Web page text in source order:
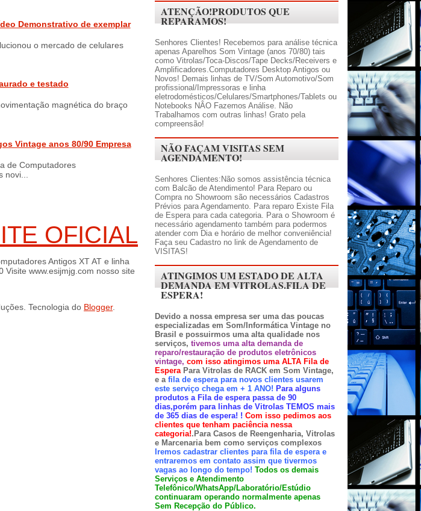
Demonstrativo de exemplar
o mercado de celulares
e testado
magnética do braço
Vintage anos 80/90 Empresa
de Computadores
OFICIAL
Antigos XT AT e linha
www.esijmjg.com nosso site
Tecnologia do Blogger.
ATENÇÃO!PRODUTOS QUE
REPARAMOS!
Senhores Clientes! Recebemos para análise técnica
apenas Aparelhos Som Vintage (anos 70/80) tais
como Vitrolas/Toca-Discos/Tape Decks/Receivers e
Amplificadores.Computadores Desktop Antigos ou
Novos! Demais linhas de TV/Som Automotivo/Som
profissional/Impressoras e linha
eletrodomésticos/Celulares/Smartphones/Tablets ou
Notebooks NÂO Fazemos Análise. Não
Trabalhamos com outras linhas! Grato pela
compreensão!
NÃO FAÇAM VISITAS SEM
AGENDAMENTO!
Senhores Clientes:Não somos assistência técnica
com Balcão de Atendimento! Para Reparo ou
Compra no Showroom são necessários Cadastros
Prévios para Agendamento. Para reparo Existe Fila
de Espera para cada categoria. Para o Showroom é
necessário agendamento também para podermos
atender com Dia e horário de melhor conveniência!
Faça seu Cadastro no link de Agendamento de
VISITAS!
ATINGIMOS UM ESTADO DE ALTA
DEMANDA EM VITROLAS.FILA DE
ESPERA!
Devido a nossa empresa ser uma das poucas
especializadas em Som/Informática Vintage no
Brasil e possuirmos uma alta qualidade nos
serviços, tivemos uma alta demanda de
reparo/restauração de produtos eletrônicos
vintage, com isso atingimos uma ALTA Fila de
Espera Para Vitrolas de RACK em Som Vintage,
e afila de espera para novos clientes usarem
este serviço chega em + 1 ANO! Para alguns
produtos a Fila de espera passa de 90
dias,porém para linhas de Vitrolas TEMOS mais
de 365 dias de espera! ! Com isso pedimos aos
clientes que tenham paciência nessa
categoria!.Para Casos de Reengenharia, Vitrolas
e Marcenaria bem como serviços complexos
Iremos cadastrar clientes para fila de espera e
entraremos em contato assim que tivermos
vagas ao longo do tempo! Todos os demais
Serviços e Atendimento
Telefônico/WhatsApp/Laboratório/Estúdio
continuaram operando normalmente apenas
Sem Recepção do Público.